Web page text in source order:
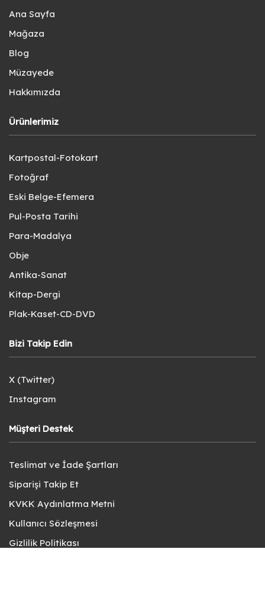
Ana Sayfa
Mağaza
Blog
Müzayede
Hakkımızda
Ürünlerimiz
Kartpostal-Fotokart
Fotoğraf
Eski Belge-Efemera
Pul-Posta Tarihi
Para-Madalya
Obje
Antika-Sanat
Kitap-Dergi
Plak-Kaset-CD-DVD
Bizi Takip Edin
X (Twitter)
Instagram
Müşteri Destek
Teslimat ve İade Şartları
Siparişi Takip Et
KVKK Aydınlatma Metni
Kullanıcı Sözleşmesi
Gizlilik Politikası